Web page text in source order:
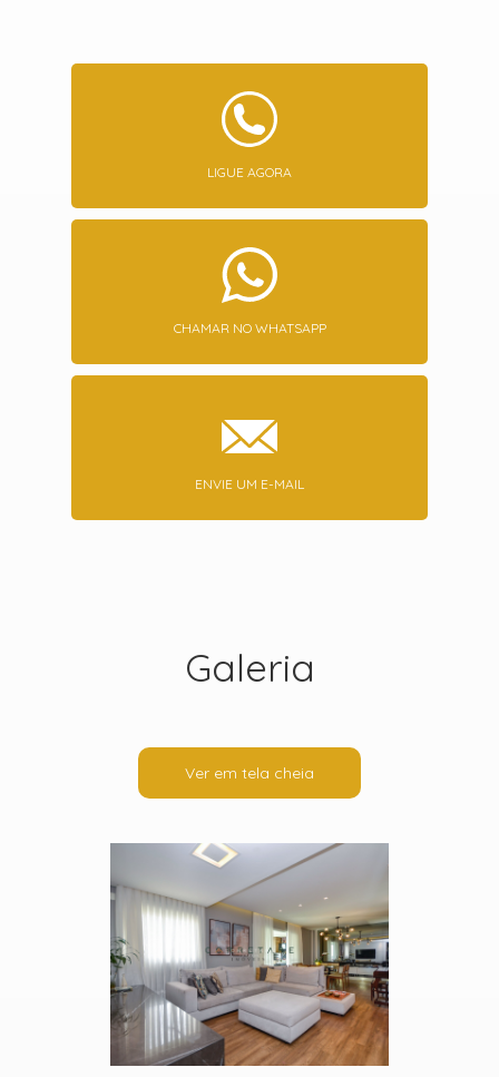
LIGUE AGORA
CHAMAR NO WHATSAPP
ENVIE UM E-MAIL
Galeria
Ver em tela cheia